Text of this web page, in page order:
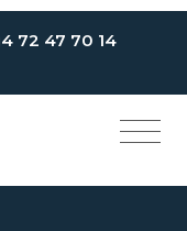
72 47 70 14